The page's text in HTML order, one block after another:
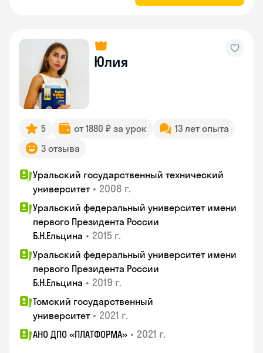
Юлия
5 от 1880 ₽ за урок
13 лет опыта
3 отзыва
Уральский государственный технический
университет • 2008 г.
Уральский федеральный университет имени
первого Президента России
Б.Н.Ельцина • 2015 г.
Уральский федеральный университет имени
первого Президента России
Б.Н.Ельцина • 2019 г.
Томский государственный
университет • 2021 г.
АНО ДПО «ПЛАТФОРМА» • 2021 г.